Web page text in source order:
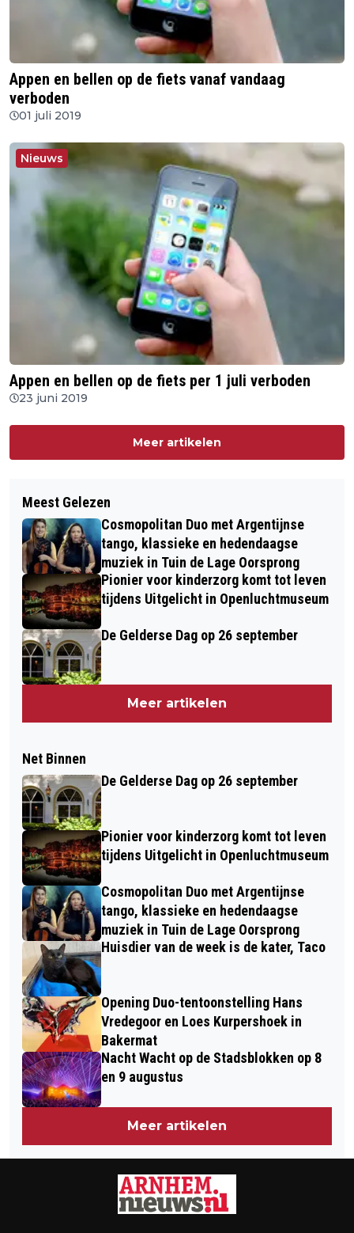
Appen en bellen op de fiets vanaf vandaag
verboden
01 juli 2019
Nieuws
Appen en bellen op de fiets per 1 juli verboden
23 juni 2019
Meer artikelen
Meest Gelezen
Cosmopolitan Duo met Argentijnse
tango, klassieke en hedendaagse
muziek in Tuin de Lage Oorsprong
Pionier voor kinderzorg komt tot leven
tijdens Uitgelicht in Openluchtmuseum
De Gelderse Dag op 26 september
Meer artikelen
Net Binnen
De Gelderse Dag op 26 september
Pionier voor kinderzorg komt tot leven
tijdens Uitgelicht in Openluchtmuseum
Cosmopolitan Duo met Argentijnse
tango, klassieke en hedendaagse
muziek in Tuin de Lage Oorsprong
Huisdier van de week is de kater, Taco
Opening Duo-tentoonstelling Hans
Vredegoor en Loes Kurpershoek in
Bakermat
Nacht Wacht op de Stadsblokken op 8
en 9 augustus
Meer artikelen